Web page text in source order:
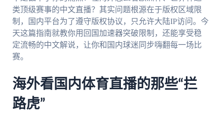
类顶级赛事的中文直播？其实问题根源在于版权区域限
制，国内平台为了遵守版权协议，只允许大陆IP访问。今
天这篇指南就教你用回国加速器突破限制，还能享受稳
定流畅的中文解说，让你和国内球迷同步嗨翻每一场比
赛。
海外看国内体育直播的那些“拦
路虎”